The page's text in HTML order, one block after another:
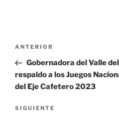
Navegación
entradas
Entrada
anterior:
ANTERIOR
Gobernadora del Valle
respaldo a los Juegos
del Eje Cafetero 2023
Siguiente
SIGUIENTE